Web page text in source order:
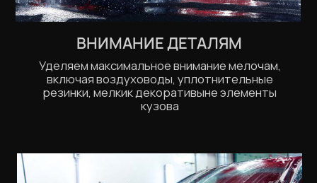
Mitsubishi
Mercedes